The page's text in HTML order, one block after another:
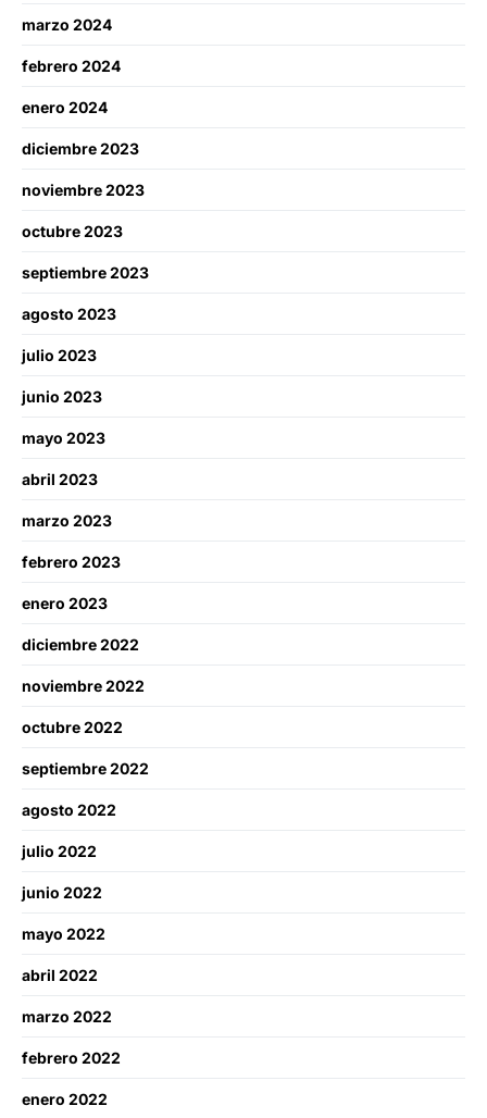
marzo 2024
febrero 2024
enero 2024
diciembre 2023
noviembre 2023
octubre 2023
septiembre 2023
agosto 2023
julio 2023
junio 2023
mayo 2023
abril 2023
marzo 2023
febrero 2023
enero 2023
diciembre 2022
noviembre 2022
octubre 2022
septiembre 2022
agosto 2022
julio 2022
junio 2022
mayo 2022
abril 2022
marzo 2022
febrero 2022
enero 2022